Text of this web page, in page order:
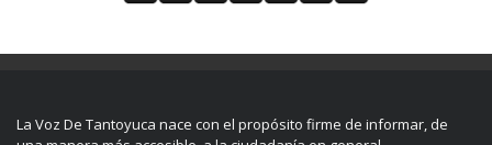
La Voz De Tantoyuca nace con el propósito firme de informar, de